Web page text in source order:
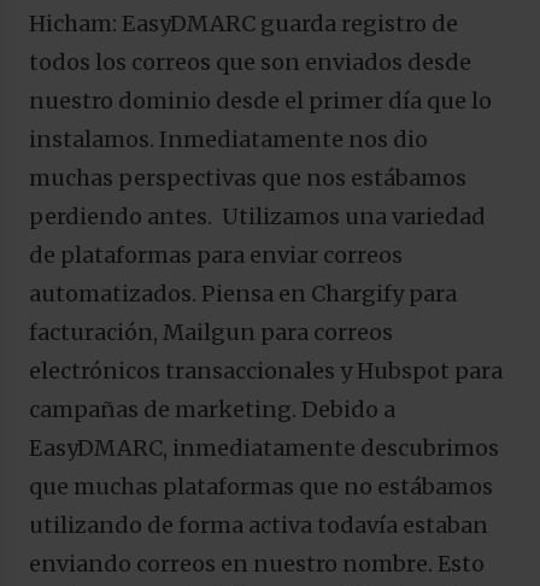
Hicham: EasyDMARC guarda registro de
todos los correos que son enviados desde
nuestro dominio desde el primer día que lo
instalamos. Inmediatamente nos dio
muchas perspectivas que nos estábamos
perdiendo antes. Utilizamos una variedad
de plataformas para enviar correos
automatizados. Piensa en Chargify para
facturación, Mailgun para correos
electrónicos transaccionales y Hubspot para
campañas de marketing. Debido a
EasyDMARC, inmediatamente descubrimos
que muchas plataformas que no estábamos
utilizando de forma activa todavía estaban
enviando correos en nuestro nombre. Esto